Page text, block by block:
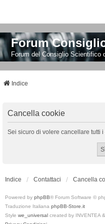
Forum
Forum del Consiglio Scientifico
Indice
Cancella cookie
Sei sicuro di volere cancellare tutti
Indice Contattaci Cancella
Powered by phpBB® Forum Software ©
Traduzione Italiana phpBB-Store.it
Style we_universal created by INVENTEA